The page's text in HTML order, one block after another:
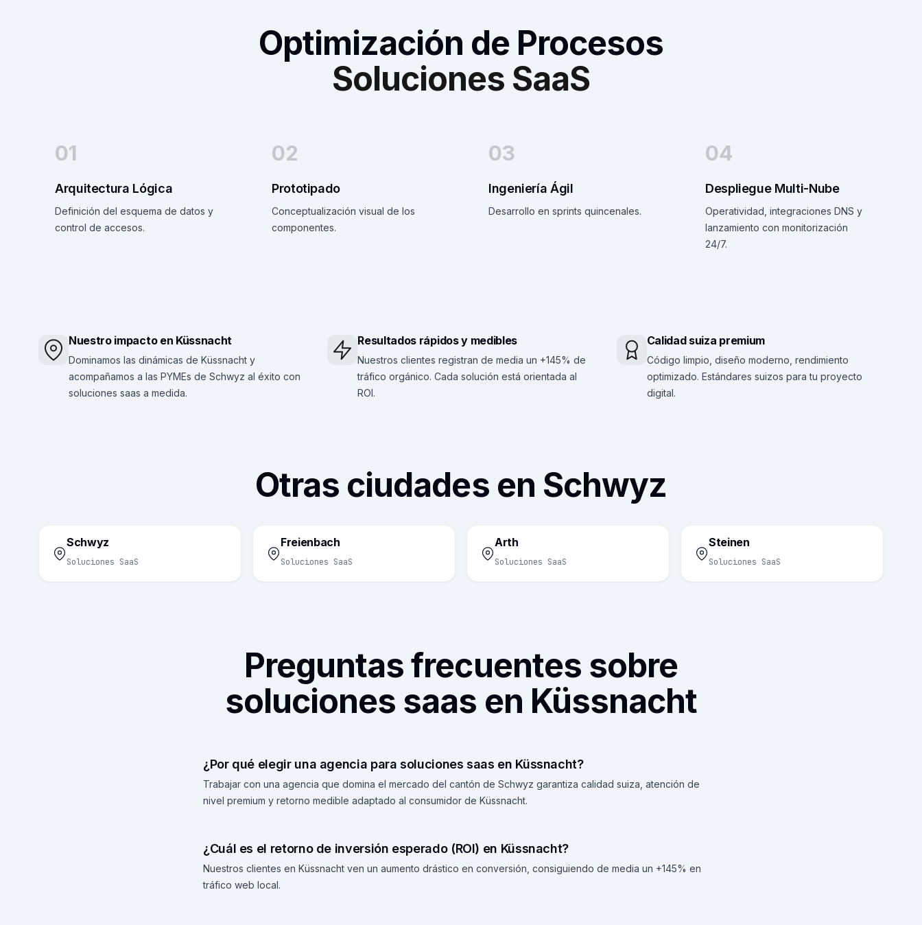
Optimización de Procesos
Soluciones SaaS
01
Arquitectura Lógica
Definición del esquema de datos y
control de accesos.
02
Prototipado
Conceptualización visual de los
componentes.
03
Ingeniería Ágil
Desarrollo en sprints quincenales.
04
Despliegue Multi-Nube
Operatividad, integraciones DNS y
lanzamiento con monitorización
24/7.
Nuestro impacto en Küssnacht
Dominamos las dinámicas de Küssnacht y
acompañamos a las PYMEs de Schwyz al éxito con
soluciones saas a medida.
Resultados rápidos y medibles
Nuestros clientes registran de media un +145% de
tráfico orgánico. Cada solución está orientada al
ROI.
Calidad suiza premium
Código limpio, diseño moderno, rendimiento
optimizado. Estándares suizos para tu proyecto
digital.
Otras ciudades en Schwyz
Schwyz
Soluciones SaaS
Freienbach
Soluciones SaaS
Arth
Soluciones SaaS
Steinen
Soluciones SaaS
Preguntas frecuentes sobre
soluciones saas en Küssnacht
¿Por qué elegir una agencia para soluciones saas en Küssnacht?
Trabajar con una agencia que domina el mercado del cantón de Schwyz garantiza calidad suiza, atención de
nivel premium y retorno medible adaptado al consumidor de Küssnacht.
¿Cuál es el retorno de inversión esperado (ROI) en Küssnacht?
Nuestros clientes en Küssnacht ven un aumento drástico en conversión, consiguiendo de media un +145% en
tráfico web local.